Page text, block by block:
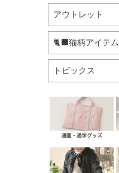
アウトレット
🐈‍⬛猫柄アイテム
トピックス